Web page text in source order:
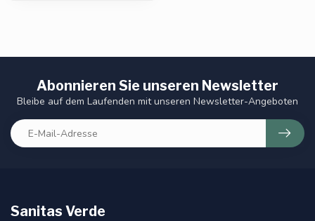
Abonnieren Sie unseren Newsletter
Bleibe auf dem Laufenden mit unseren Newsletter-Angeboten
Sanitas Verde